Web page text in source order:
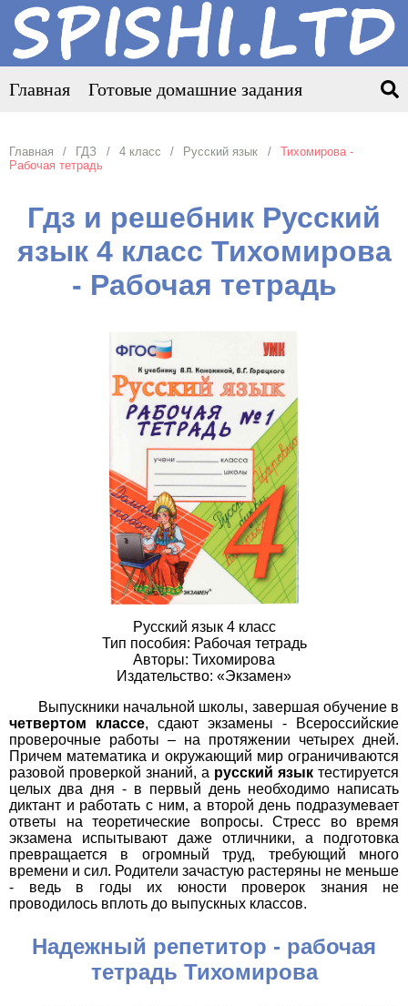
Главная Готовые домашние задания
Главная ГДЗ 4 класс Русский язык
Тихомирова -
Рабочая тетрадь
Гдз и решебник Русский
язык 4 класс Тихомирова
- Рабочая тетрадь
Русский язык 4 класс
Тип пособия: Рабочая тетрадь
Авторы: Тихомирова
Издательство: «Экзамен»
Выпускники начальной школы, завершая обучение в
четвертом классе, сдают экзамены - Всероссийские
проверочные работы – на протяжении четырех дней.
Причем математика и окружающий мир ограничиваются
разовой проверкой знаний, а русский язык тестируется
целых два дня - в первый день необходимо написать
диктант и работать с ним, а второй день подразумевает
ответы на теоретические вопросы. Стресс во время
экзамена испытывают даже отличники, а подготовка
превращается в огромный труд, требующий много
времени и сил. Родители зачастую растеряны не меньше
- ведь в годы их юности проверок знания не
проводилось вплоть до выпускных классов.
Надежный репетитор - рабочая
тетрадь Тихомирова